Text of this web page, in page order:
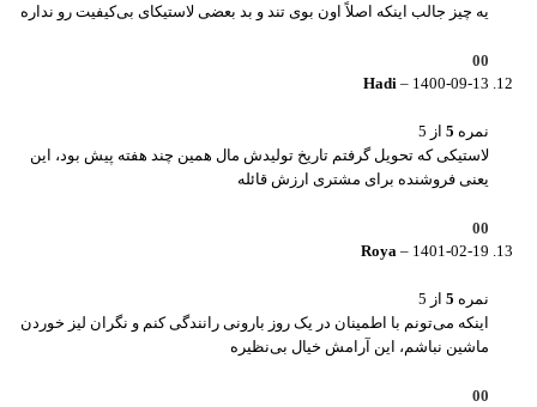
یه چیز جالب اینکه اصلاً اون بوی تند و بد بعضی لاستیکای بی‌کیفیت رو نداره
0
0
Hadi – 1400-09-13
نمره 5 از 5
لاستیکی که تحویل گرفتم تاریخ تولیدش مال همین چند هفته پیش بود، این
یعنی فروشنده برای مشتری ارزش قائله
0
0
Roya – 1401-02-19
نمره 5 از 5
اینکه می‌تونم با اطمینان در یک روز بارونی رانندگی کنم و نگران لیز خوردن
ماشین نباشم، این آرامش خیال بی‌نظیره
0
0